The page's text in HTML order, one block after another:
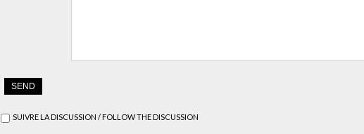
SUIVRE LA DISCUSSION / FOLLOW THE DISCUSSION